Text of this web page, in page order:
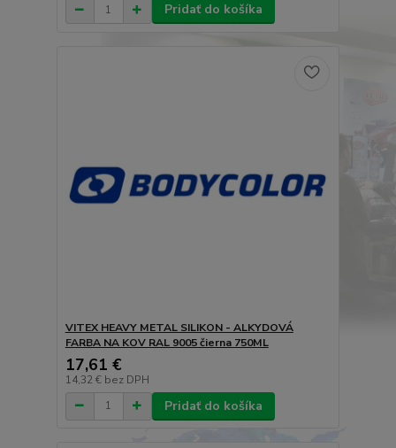
Pridať do košíka
VITEX HEAVY METAL SILIKON - ALKYDOVÁ
FARBA NA KOV RAL 9005 čierna 750ML
17,61 €
14,32 € bez DPH
Pridať do košíka